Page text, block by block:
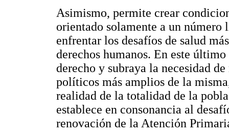
Asimismo, permite crear
orientado solamente a un
enfrentar los desafíos de salud
derechos humanos. En este
derecho y subraya la necesidad
políticos más amplios de la
realidad de la totalidad de la
establece en consonancia al
renovación de la Atención